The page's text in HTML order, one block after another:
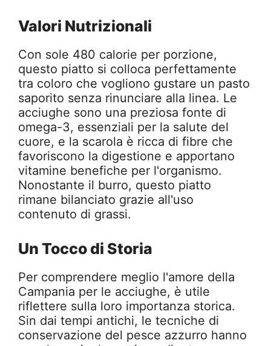
Valori Nutrizionali
Con sole 480 calorie per porzione,
questo piatto si colloca perfettamente
tra coloro che vogliono gustare un pasto
saporito senza rinunciare alla linea. Le
acciughe sono una preziosa fonte di
omega-3, essenziali per la salute del
cuore, e la scarola è ricca di fibre che
favoriscono la digestione e apportano
vitamine benefiche per l'organismo.
Nonostante il burro, questo piatto
rimane bilanciato grazie all'uso
contenuto di grassi.
Un Tocco di Storia
Per comprendere meglio l'amore della
Campania per le acciughe, è utile
riflettere sulla loro importanza storica.
Sin dai tempi antichi, le tecniche di
conservazione del pesce azzurro hanno